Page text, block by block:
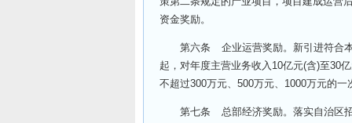
资金奖励。
第六条 企业运营奖励。新引进符合本
起，对年度主营业务收入10亿元(含)至30
不超过300万元、500万元、1000万元的一
第七条 总部经济奖励。落实自治区招